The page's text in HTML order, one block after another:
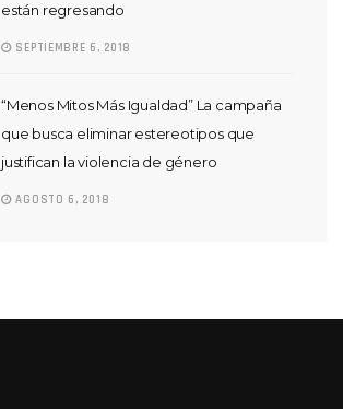
están regresando
SEPTIEMBRE 6, 2018
“Menos Mitos Más Igualdad” La campaña
que busca eliminar estereotipos que
justifican la violencia de género
AGOSTO 6, 2018